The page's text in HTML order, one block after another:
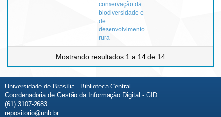
conservação da
biodiversidade e
de
desenvolvimento
rural
Mostrando resultados 1 a 14 de 14
Universidade de Brasília - Biblioteca Central
Coordenadoria de Gestão da Informação Digital - GID
(61) 3107-2683
repositorio@unb.br